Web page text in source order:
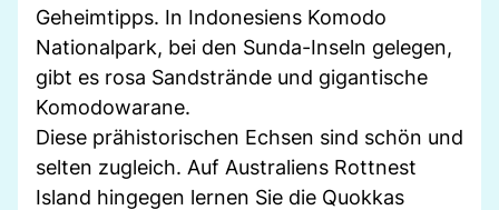
Geheimtipps. In Indonesiens Komodo
Nationalpark, bei den Sunda-Inseln gelegen,
gibt es rosa Sandstrände und gigantische
Komodowarane.
Diese prähistorischen Echsen sind schön und
selten zugleich. Auf Australiens Rottnest
Island hingegen lernen Sie die Quokkas